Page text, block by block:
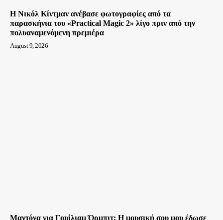
Η Νικόλ Κίντμαν ανέβασε φωτογραφίες από τα
παρασκήνια του «Practical Magic 2» λίγο πριν από την
πολυαναμενόμενη πρεμιέρα
August 9, 2026
Μαντόνα για Γουίλιαμ Όρμπιτ: Η μουσική σου μου έδωσε